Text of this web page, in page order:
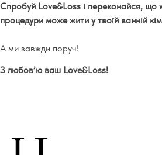
Спробуй Love&Loss і переконайся, що
процедури може жити у твоїй ванній
А ми завжди поруч!
З любов’ю ваш Love&Loss!